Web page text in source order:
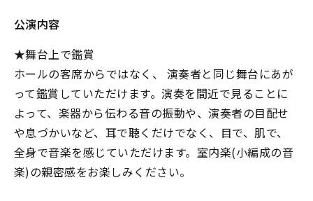
公演内容
★舞台上で鑑賞
ホールの客席からではなく、 演奏者と同じ舞台にあが
って鑑賞していただけます。演奏を間近で見ることに
よって、楽器から伝わる音の振動や、演奏者の目配せ
や息づかいなど、耳で聴くだけでなく、目で、肌で、
全身で音楽を感じていただけます。室内楽(小編成の音
楽)の親密感をお楽しみください。